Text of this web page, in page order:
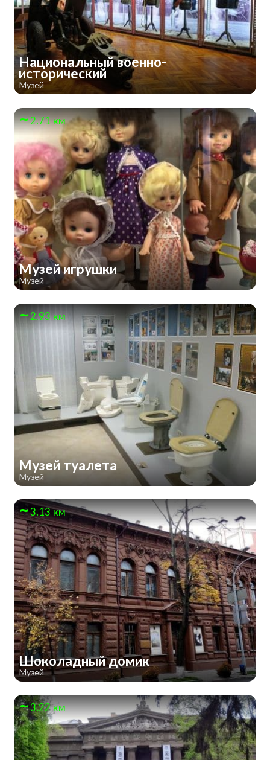
Национальный военно-
исторический
Музей
2.71 км
Музей игрушки
Музей
2.93 км
Музей туалета
Музей
3.13 км
Шоколадный домик
Музей
3.22 км